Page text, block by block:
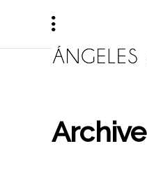
Archive